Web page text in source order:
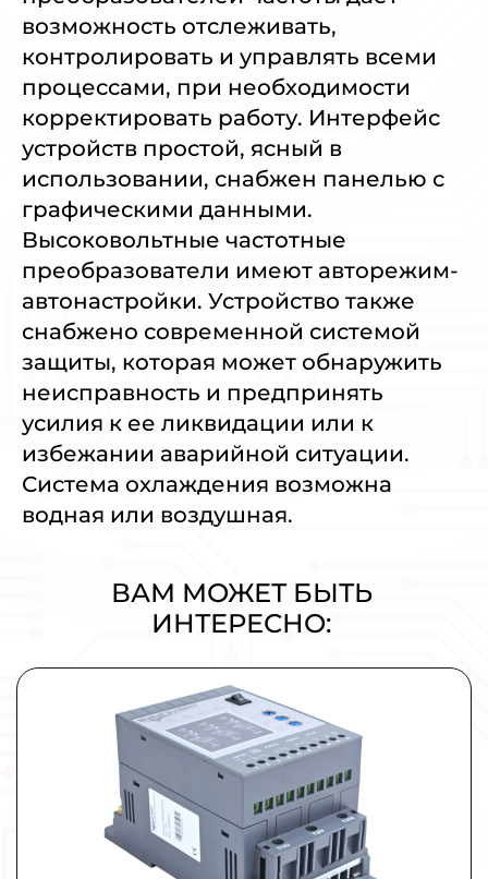
возможность отслеживать,
контролировать и управлять всеми
процессами, при необходимости
корректировать работу. Интерфейс
устройств простой, ясный в
использовании, снабжен панелью с
графическими данными.
Высоковольтные частотные
преобразователи имеют авторежим-
автонастройки. Устройство также
снабжено современной системой
защиты, которая может обнаружить
неисправность и предпринять
усилия к ее ликвидации или к
избежании аварийной ситуации.
Система охлаждения возможна
водная или воздушная.
ВАМ МОЖЕТ БЫТЬ
ИНТЕРЕСНО:
Плавный пуск и останов INNOVERT
SSD751A43E 0,75кВт 380В 1,5А
УПП для промышленных применений малой и
средней мощности.
МОЩНОСТЬ